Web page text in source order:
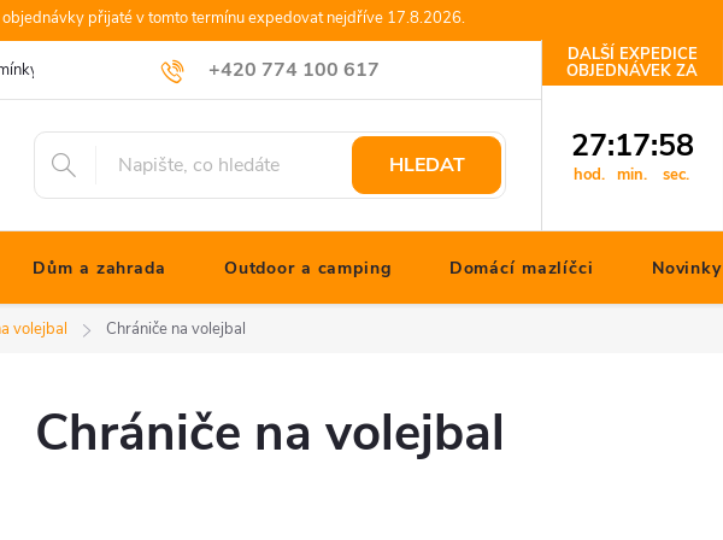
přijaté v tomto termínu expedovat nejdříve 17.8.2026.
+420 774 100 617
info@jonathanshop.cz
Podmínky ochrany osobních údajů Blog JONATHANshop.cz Kontakty
HLEDAT
DALŠÍ EXPEDICE
OBJEDNÁVEK ZA
27
hod.
:17
min.
:58
sec.
Dům a zahrada Outdoor a camping Domácí mazlíčci Novinky
volejbal Chrániče na volejbal
Chrániče na volejbal